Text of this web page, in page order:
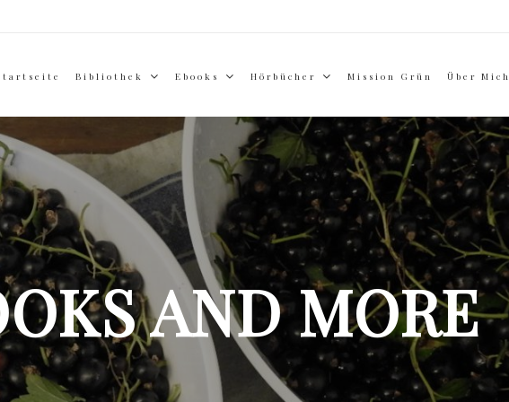
Bibliothek Ebooks Hörbücher Mission Grün Über Mich
AND MORE